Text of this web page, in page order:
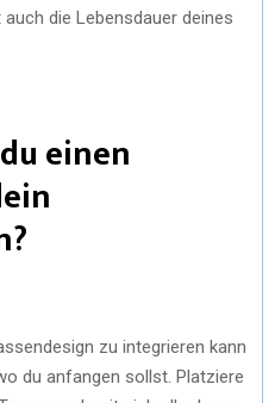
die Lebensdauer deines
einen
zu integrieren kann
du anfangen sollst. Platziere